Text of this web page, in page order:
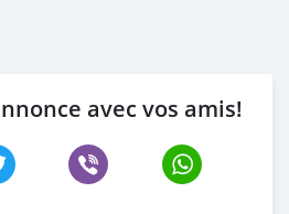
avec vos amis!